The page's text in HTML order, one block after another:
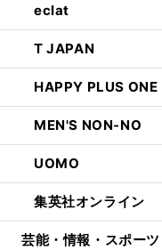
eclat
T JAPAN
HAPPY PLUS ONE
MEN'S NON-NO
UOMO
集英社オンライン
芸能・情報・スポーツ